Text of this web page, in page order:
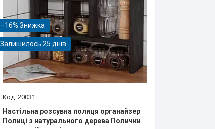
–16%
Залишилось 25 днів
20031
Настільна розсувна полиця органайзер
Полиці з натурального дерева Полички